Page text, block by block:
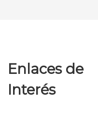
Enlaces de
Interés